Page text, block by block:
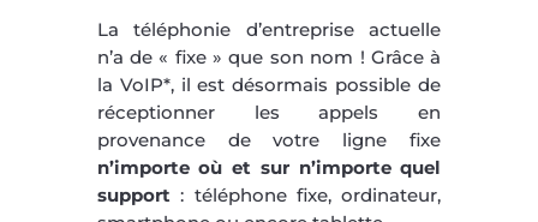
La téléphonie d’entreprise actuelle
n’a de « fixe » que son nom ! Grâce à
la VoIP*, il est désormais possible de
réceptionner les appels en
provenance de votre ligne fixe
n’importe où et sur n’importe quel
support: téléphone fixe, ordinateur,